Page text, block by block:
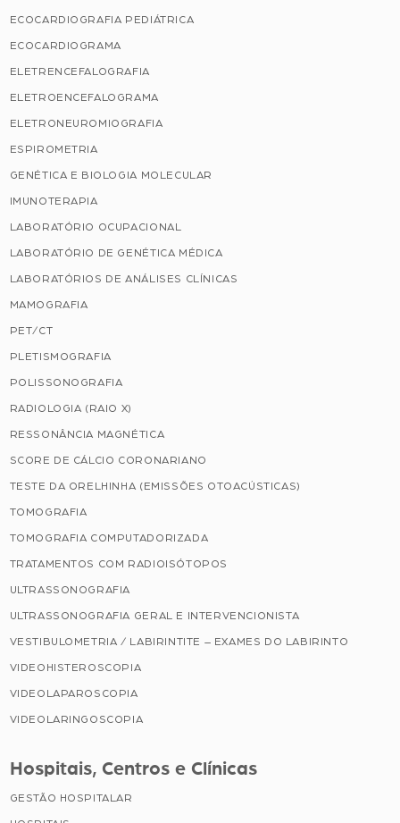
ECOCARDIOGRAFIA PEDIÁTRICA
ECOCARDIOGRAMA
ELETRENCEFALOGRAFIA
ELETROENCEFALOGRAMA
ELETRONEUROMIOGRAFIA
ESPIROMETRIA
GENÉTICA E BIOLOGIA MOLECULAR
IMUNOTERAPIA
LABORATÓRIO OCUPACIONAL
LABORATÓRIO DE GENÉTICA MÉDICA
LABORATÓRIOS DE ANÁLISES CLÍNICAS
MAMOGRAFIA
PET/CT
PLETISMOGRAFIA
POLISSONOGRAFIA
RADIOLOGIA (RAIO X)
RESSONÂNCIA MAGNÉTICA
SCORE DE CÁLCIO CORONARIANO
TESTE DA ORELHINHA (EMISSÕES OTOACÚSTICAS)
TOMOGRAFIA
TOMOGRAFIA COMPUTADORIZADA
TRATAMENTOS COM RADIOISÓTOPOS
ULTRASSONOGRAFIA
ULTRASSONOGRAFIA GERAL E INTERVENCIONISTA
VESTIBULOMETRIA / LABIRINTITE – EXAMES DO LABIRINTO
VIDEOHISTEROSCOPIA
VIDEOLAPAROSCOPIA
VIDEOLARINGOSCOPIA
Hospitais, Centros e Clínicas
GESTÃO HOSPITALAR